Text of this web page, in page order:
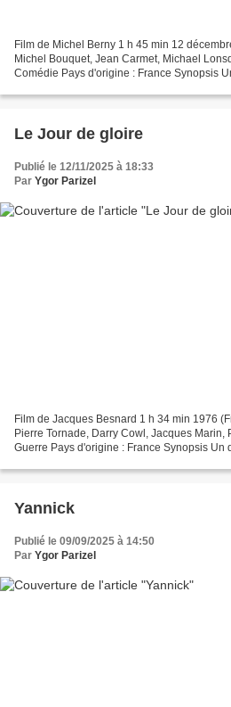
Film de Michel Berny 1 h 45 min 12
Michel Bouquet, Jean Carmet, Michael
Comédie Pays d'origine : France Synopsis
Le Jour de gloire
Publié le 12/11/2025 à 18:33
Par Ygor Parizel
Film de Jacques Besnard 1 h 34 min 1976
Pierre Tornade, Darry Cowl, Jacques
Guerre Pays d'origine : France Synopsis Un
Yannick
Publié le 09/09/2025 à 14:50
Par Ygor Parizel